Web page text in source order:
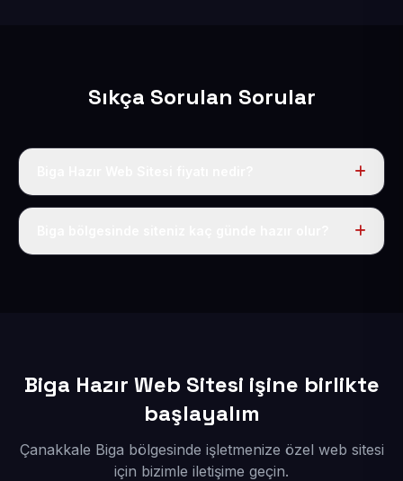
Sıkça Sorulan Sorular
Tek fiyat uygulanır: yıllık 50 USD + KDV. Bu bedele alan
Biga Hazır Web Sitesi işine birlikte
başlayalım
Çanakkale Biga bölgesinde işletmenize özel web sitesi
için bizimle iletişime geçin.